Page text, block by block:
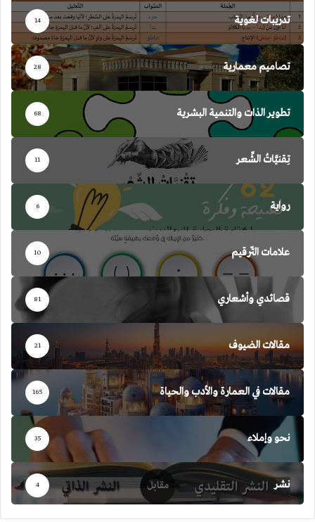
تدريبات لغوية 14
تصاميم معمارية 28
تطوير الذات والتنمية البشرية 68
تِقنيَّاتُ الشِّعر 11
رواية 6
علامات التّرقيم 10
قصائدي وأشعاري 81
مقالات الضيوف 21
مقالات في العمارة والأدب والحياة 165
نحو وإملاء 35
نشر 4